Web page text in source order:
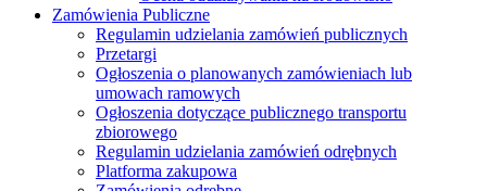
Zamówienia Publiczne
Regulamin udzielania zamówień publicznych
Przetargi
Ogłoszenia o planowanych zamówieniach lub
umowach ramowych
Ogłoszenia dotyczące publicznego transportu
zbiorowego
Regulamin udzielania zamówień odrębnych
Platforma zakupowa